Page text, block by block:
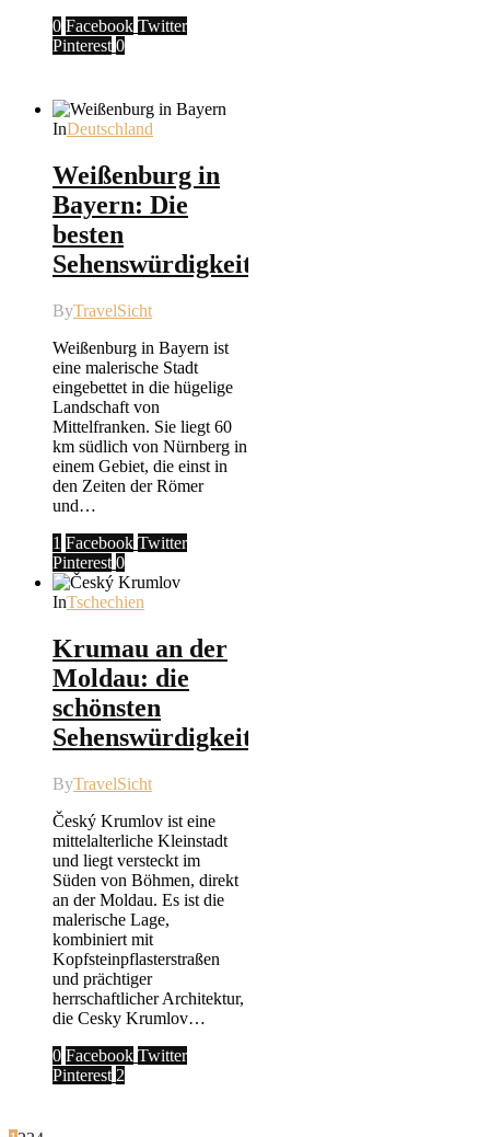
0 Facebook Twitter
Pinterest 0
InDeutschland
Weißenburg in
Bayern: Die
besten
Sehenswürdigkeiten
ByTravelSicht
Weißenburg in Bayern ist
eine malerische Stadt
eingebettet in die hügelige
Landschaft von
Mittelfranken. Sie liegt 60
km südlich von Nürnberg in
einem Gebiet, die einst in
den Zeiten der Römer
und…
1 Facebook Twitter
Pinterest 0
InTschechien
Krumau an der
Moldau: die
schönsten
Sehenswürdigkeiten
ByTravelSicht
Český Krumlov ist eine
mittelalterliche Kleinstadt
und liegt versteckt im
Süden von Böhmen, direkt
an der Moldau. Es ist die
malerische Lage,
kombiniert mit
Kopfsteinpflasterstraßen
und prächtiger
herrschaftlicher Architektur,
die Cesky Krumlov…
0 Facebook Twitter
Pinterest 2